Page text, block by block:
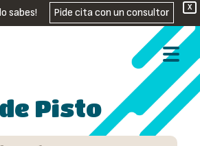
X
sabes! Pide cita con un consultor
Pisto